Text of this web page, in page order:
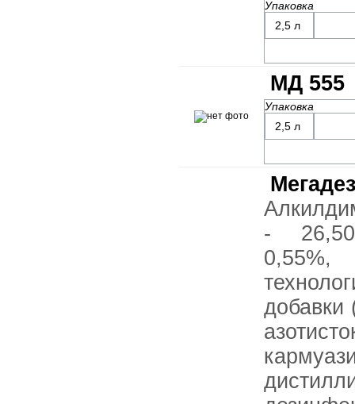
Упаковка
2,5 л
МД 555
Упаковка
2,5 л
Мегадез
-
добавки